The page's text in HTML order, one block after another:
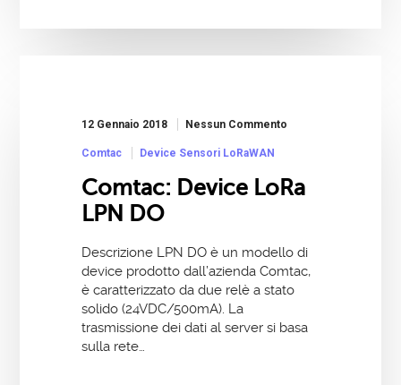
12 Gennaio 2018 Nessun Commento
Comtac Device Sensori LoRaWAN
Comtac: Device LoRa
LPN DO
Descrizione LPN DO è un modello di
device prodotto dall’azienda Comtac,
è caratterizzato da due relè a stato
solido (24VDC/500mA). La
trasmissione dei dati al server si basa
sulla rete…